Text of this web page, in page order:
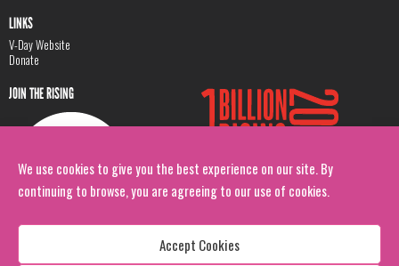
We use cookies to give you the best experience on our site. By
continuing to browse, you are agreeing to our use of cookies.
Accept Cookies
LINKS
V-Day Website
Donate
JOIN THE RISING